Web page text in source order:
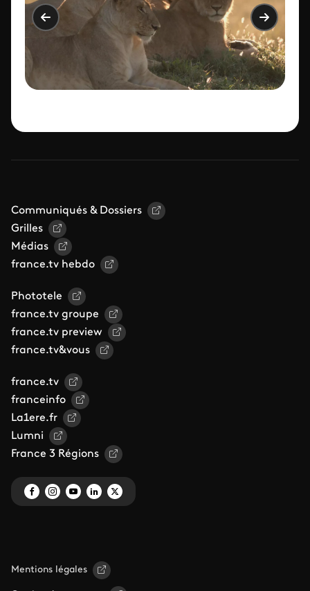
Communiqués & Dossiers
Grilles
Médias
france.tv hebdo
Phototele
france.tv groupe
france.tv preview
france.tv&vous
france.tv
franceinfo
La1ere.fr
Lumni
France 3 Régions
Mentions légales